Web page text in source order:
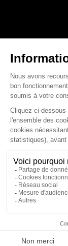
Tél :
Email :
Septeo Digital &